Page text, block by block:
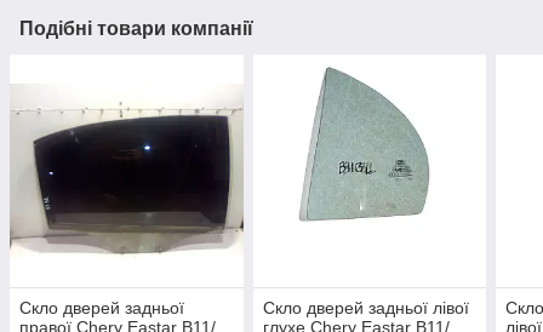
Подібні товари компанії
Скло дверей задньої
правої Chery Eastar B11/
Скло дверей задньої лівої
глухе Chery Eastar B11/